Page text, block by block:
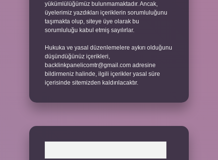
yükümlülüğümüz bulunmamaktadır. Ancak,
üyelerimiz yazdıkları içeriklerin sorumluluğunu
taşımakta olup, siteye üye olarak bu
sorumluluğu kabul etmiş sayılırlar.
Hukuka ve yasal düzenlemelere aykırı olduğunu
düşündüğünüz içerikleri,
backlinkpanelicomtr@gmail.com adresine
bildirmeniz halinde, ilgili içerikler yasal süre
içerisinde sitemizden kaldırılacaktır.